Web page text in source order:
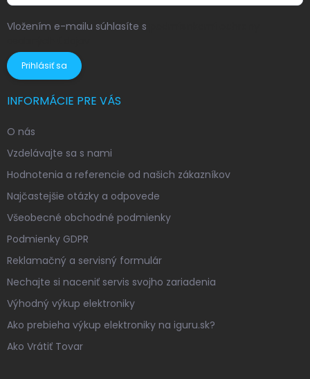
Vložením e-mailu súhlasíte s
Prihlásiť sa
INFORMÁCIE PRE VÁS
O nás
Vzdelávajte sa s nami
Hodnotenia a referencie od našich zákazníkov
Najčastejšie otázky a odpovede
Všeobecné obchodné podmienky
Podmienky GDPR
Reklamačný a servisný formulár
Nechajte si naceniť servis svojho zariadenia
Výhodný výkup elektroniky
Ako prebieha výkup elektroniky na iguru.sk?
Ako Vrátiť Tovar